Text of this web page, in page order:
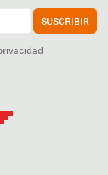
SUSCRIBIR